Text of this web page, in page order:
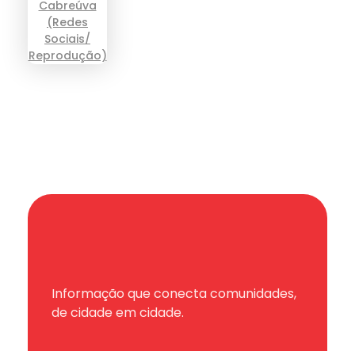
Informação que conecta comunidades,
de cidade em cidade.